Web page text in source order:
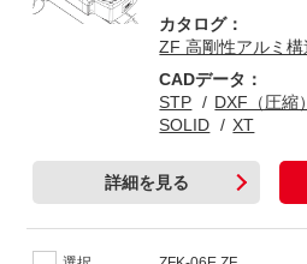
カタログ：
ZF 高剛性アルミ
CADデータ：
STP
DXF（圧縮）
SOLID
XT
詳細を見る